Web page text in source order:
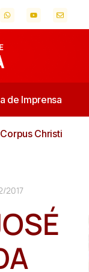
de Imprensa
Corpus Christi
2017